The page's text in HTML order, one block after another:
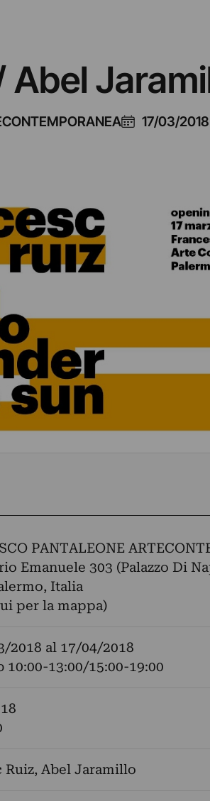
Abel
17/03/2018
PANTALEONE
Emanuele 303 (Palazzo Di
Italia
per la mappa)
2018 al 17/04/2018
10:00-13:00/15:00-19:00
Ruiz, Abel Jaramillo